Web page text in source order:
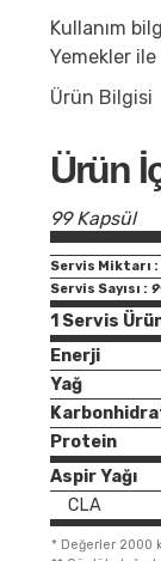
Kullanım
Yemekler
Ürün Bilgisi
Ürün
99 Kapsül
Servis Miktarı :
Servis Sayısı :
1 Servis
Enerji
Yağ
Protein
Aspir Yağı
CLA
* Değerler 2000